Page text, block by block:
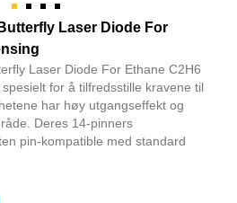
Laser Diode For
Laser Diode For Ethane C2H6
for å tilfredsstille kravene til
har høy utgangseffekt og
Deres 14-pinners
pin-kompatible med standard